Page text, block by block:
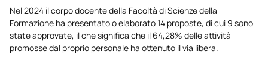
Nel 2024 il corpo docente della Facoltà di Scienze della
Formazione ha presentato o elaborato 14 proposte, di cui 9 sono
state approvate, il che significa che il 64,28% delle attività
promosse dal proprio personale ha ottenuto il via libera.